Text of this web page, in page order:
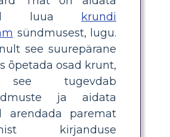
luua
krundi
sündmusest, lugu.
see suurepärane
õpetada osad krunt,
tugevdab
ja aidata
arendada paremat
kirjanduse